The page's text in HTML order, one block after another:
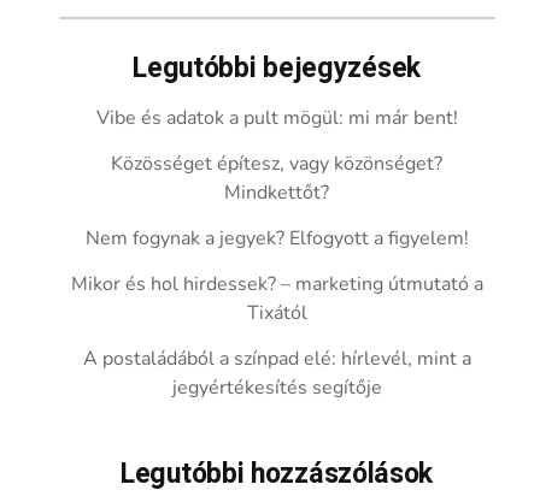
Legutóbbi bejegyzések
Vibe és adatok a pult mögül: mi már bent!
Közösséget építesz, vagy közönséget?
Mindkettőt?
Nem fogynak a jegyek? Elfogyott a figyelem!
Mikor és hol hirdessek? – marketing útmutató a
Tixától
A postaládából a színpad elé: hírlevél, mint a
jegyértékesítés segítője
Legutóbbi hozzászólások